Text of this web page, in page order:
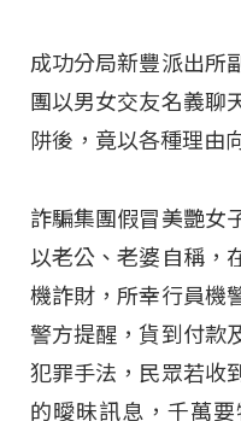
成功分局新豐派出所
團以男女交友名義聊
阱後，竟以各種理由
詐騙集團假冒美艷女
以老公、老婆自稱，
機詐財，所幸行員機
警方提醒，貨到付款
犯罪手法，民眾若收
的曖昧訊息，千萬